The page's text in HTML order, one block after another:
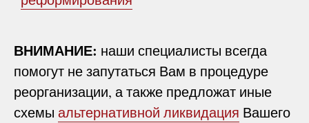
ВНИМАНИЕ: наши специалисты всегда
помогут не запутаться Вам в процедуре
реорганизации, а также предложат иные
схемы альтернативной ликвидация Вашего